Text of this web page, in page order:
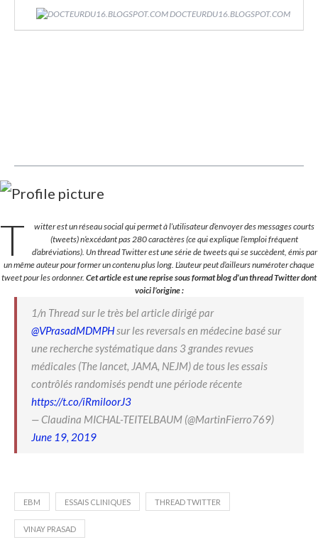
DOCTEURDU16.BLOGSPOT.COM
T
witter est un réseau social qui permet à l’utilisateur d’envoyer des messages courts
(tweets) n’excédant pas 280 caractères (ce qui explique l’emploi fréquent
d’abréviations). Un thread Twitter est une série de tweets qui se succèdent, émis par
un même auteur pour former un contenu plus long. L’auteur peut d’ailleurs numéroter chaque
tweet pour les ordonner. Cet article est une reprise sous format blog d’un thread Twitter dont
voici l’origine :
1/n Thread sur le très bel article dirigé par
@VPrasadMDMPHsur les reversals en médecine basé sur
une recherche systématique dans 3 grandes revues
médicales (The lancet, JAMA, NEJM) de tous les essais
contrôlés randomisés pendt une période récente
https://t.co/iRmiloorJ3
— Claudina MICHAL-TEITELBAUM (@MartinFierro769)
June 19, 2019
EBM ESSAIS CLINIQUES THREAD TWITTER
VINAY PRASAD